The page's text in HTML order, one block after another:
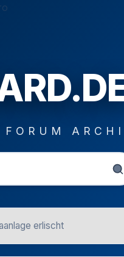
erlischt